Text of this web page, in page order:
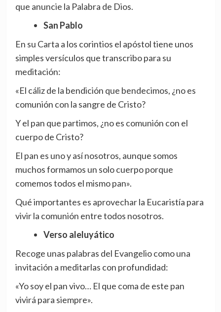
que anuncie la Palabra de Dios.
San Pablo
En su Carta a los corintios el apóstol tiene unos
simples versículos que transcribo para su
meditación:
«El cáliz de la bendición que bendecimos, ¿no es
comunión con la sangre de Cristo?
Y el pan que partimos, ¿no es comunión con el
cuerpo de Cristo?
El pan es uno y así nosotros, aunque somos
muchos formamos un solo cuerpo porque
comemos todos el mismo pan».
Qué importantes es aprovechar la Eucaristía para
vivir la comunión entre todos nosotros.
Verso aleluyático
Recoge unas palabras del Evangelio como una
invitación a meditarlas con profundidad:
«Yo soy el pan vivo… El que coma de este pan
vivirá para siempre».